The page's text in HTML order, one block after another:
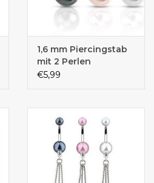
1,6 mm Piercingstab
mit 2 Perlen
€5,99